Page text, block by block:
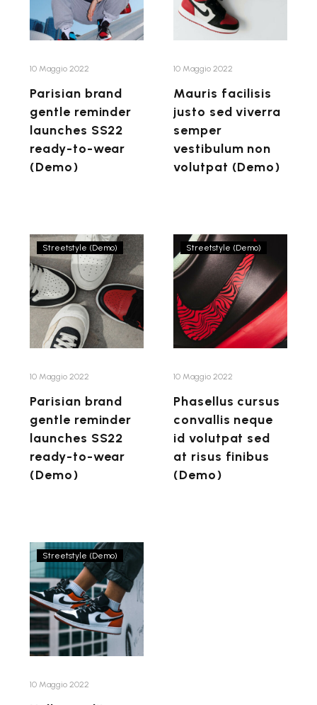
launches
SS22
to-
wear
(Demo)
10 Maggio 2022
Parisian brand
gentle reminder
launches SS22
ready-to-wear
(Demo)
viverra
semper
non
volutpat
(Demo)
10 Maggio 2022
Mauris facilisis
justo sed viverra
semper
vestibulum non
volutpat (Demo)
Parisian
brand
gentle
reminder
launches
SS22
to-
wear
(Demo)
Streetstyle (Demo)
10 Maggio 2022
Parisian brand
gentle reminder
launches SS22
ready-to-wear
(Demo)
Phasellus
cursus
convallis
neque
id
volutpat
at
risus
finibus
(Demo)
Streetstyle (Demo)
10 Maggio 2022
Phasellus cursus
convallis neque
id volutpat sed
at risus finibus
(Demo)
Nullam
velit
nunc,
ultrices
sit
amet
eu
Streetstyle (Demo)
10 Maggio 2022